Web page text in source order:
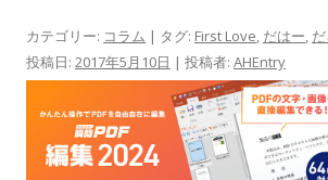
カテゴリー: コラム | タグ: First Love, だはー,
投稿日: 2017年5月10日 | 投稿者: AHEntry